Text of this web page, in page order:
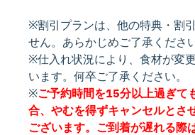
※割引プランは、他の特典・割
せん。あらかじめご了承ください
※仕入れ状況により、食材が変
います。何卒ご了承ください。
※ご予約時間を15分以上過ぎて
合、やむを得ずキャンセルとさ
ございます。ご到着が遅れる際